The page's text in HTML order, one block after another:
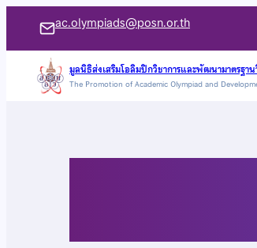
เนื้อหา
ac.olympiads@posn.or.th
มูลนิธิส่งเสริมโอลิมปิกวิชาการและพัฒนามาตรฐา
The Promotion of Academic Olympiad and